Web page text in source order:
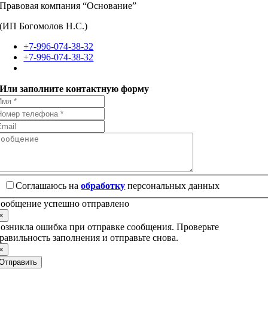
Правовая компания “Основание”
(ИП Богомолов Н.С.)
+7-996-074-38-32
+7-996-074-38-32
Или заполните контактную форму
Соглашаюсь наобработку персональных данных
успешно отправлено
ошибка при отправке сообщения. Проверьте
заполнения и отправьте снова.